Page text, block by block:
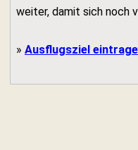
weiter, damit sich noch
» Ausflugsziel